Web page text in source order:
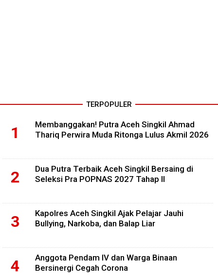
TERPOPULER
Membanggakan! Putra Aceh Singkil Ahmad
Thariq Perwira Muda Ritonga Lulus Akmil 2026
Dua Putra Terbaik Aceh Singkil Bersaing di
Seleksi Pra POPNAS 2027 Tahap II
Kapolres Aceh Singkil Ajak Pelajar Jauhi
Bullying, Narkoba, dan Balap Liar
Anggota Pendam IV dan Warga Binaan
Bersinergi Cegah Corona